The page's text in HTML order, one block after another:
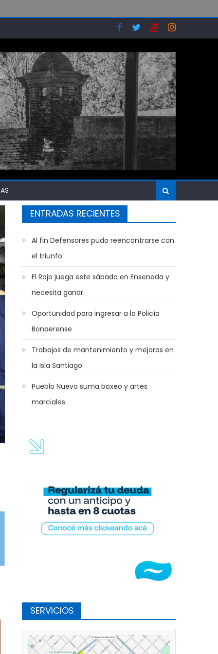
ENTRADAS RECIENTES
Al fin Defensores pudo reencontrarse con
el triunfo
El Rojo juega este sábado en Ensenada y
necesita ganar
Oportunidad para ingresar a la Policía
Bonaerense
Trabajos de mantenimiento y mejoras en
la Isla Santiago
Pueblo Nuevo suma boxeo y artes
marciales
SERVICIOS